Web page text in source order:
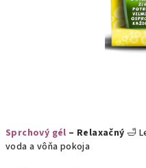
Sprchový gél – Relaxačný 🛁
voda a vôňa pokoja